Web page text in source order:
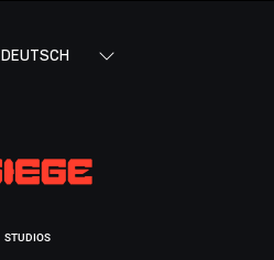
DEUTSCH
STUDIOS